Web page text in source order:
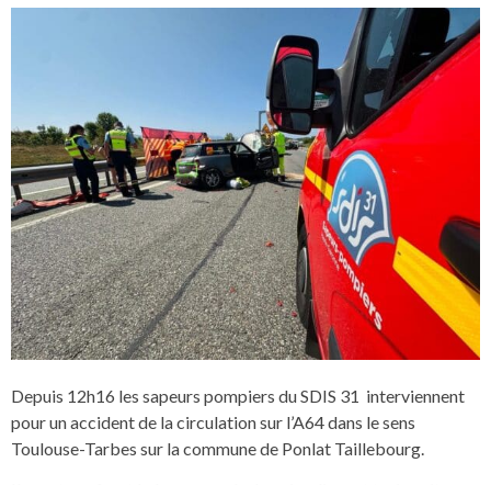
Depuis 12h16 les sapeurs pompiers du SDIS 31 interviennent
pour un accident de la circulation sur l’A64 dans le sens
Toulouse-Tarbes sur la commune de Ponlat Taillebourg.